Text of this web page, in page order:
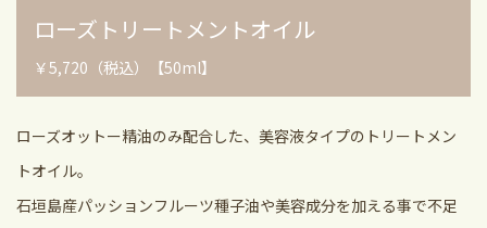
ローズトリートメントオイル
￥5,720（税込）【50ml】
ローズオットー精油のみ配合した、美容液タイプのトリートメン
トオイル。
石垣島産パッションフルーツ種子油や美容成分を加える事で不足